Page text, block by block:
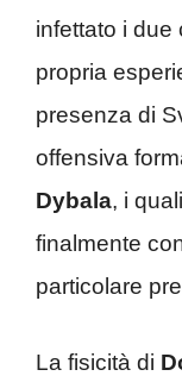
infettato i due
propria
presenza di
offensiva
Dybala, i
finalmente
particolare
La fisicità di